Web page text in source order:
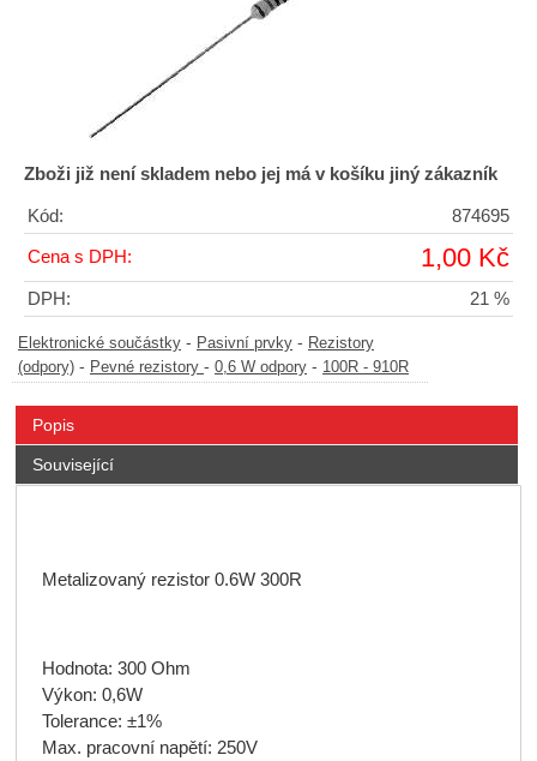
Zboži již není skladem nebo jej má v košíku jiný zákazník
Kód: 874695
Cena s DPH: 1,00 Kč
DPH: 21 %
Elektronické součástky - Pasivní prvky - Rezistory
(odpory) - Pevné rezistory - 0,6 W odpory - 100R - 910R
Popis
Související
Metalizovaný rezistor 0.6W 300R
Hodnota: 300 Ohm
Výkon: 0,6W
Tolerance: ±1%
Max. pracovní napětí: 250V